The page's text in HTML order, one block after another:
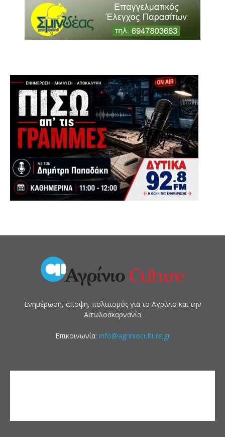
Ενημέρωση, άποψη, πολιτισμός για το Αγρίνιο και την
Αιτωλοακαρνανία
Επικοινωνία: info@agrinioculture.gr